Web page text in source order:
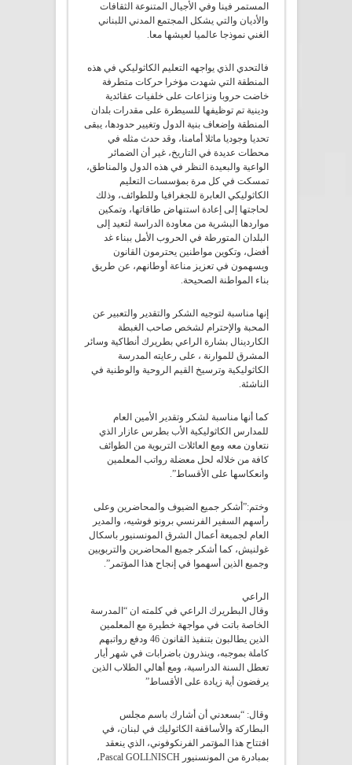
المستمر فينا وفي الأجيال المتنوعة الثقافات
والأديان والتي يشكل المجتمع المدني اللبناني
الغني نموذجا عالميا لعيشها معا.
فالتحدي الذي يواجهه التعليم الكاثوليكي في هذه
المنطقة التي شهدت مؤخرا حركات متطرفة
خاضت حروبا ونزاعات على خلفيات عقائدية
ودينية تم توظيفها للسيطرة على مقدرات بلدان
المنطقة وإضعاف بنية الدول وتغيير حدودها، يبقى
تحديا وجوديا ماثلا أمامنا، وقد حدث مثله في
محطات عديدة في التاريخ، غير أن الضمائر
الواعية والبعيدة النظر في هذه الدول والمناطق،
تمسكت في كل مرة بمؤسسات التعليم
الكاثوليكي العابرة للجغرافيا وللطوائف، وذلك
لحاجتها إلى إعادة استنهاض طاقاتها، وتمكين
مواردها البشرية من معاودة الدراسة لتعيد إلى
البلدان المتورطة في الحروب الأمل ببناء غد
أفضل، وتكوين مواطنين يحترمون القانون
ويسهمون في تعزيز مناعة أوطانهم، عن طريق
بناء المواطنة الصحيحة.
إنها مناسبة لتوجيه الشكر والتقدير والتعبير عن
المحبة والإحترام لشخص صاحب الغبطة
الكاردينال بشارة الراعي بطريرك أنطاكية وسائر
المشرق للموارنة ، على رعايته المدرسة
الكاثوليكية وترسيخ القيم الروحية والوطنية في
الناشئة.
كما أنها مناسبة لشكر وتقدير الأمين العام
للمدارس الكاثوليكية الأب بطرس عازار الذي
نتعاون معه ومع العائلات التربوية من الطوائف
كافة من خلاله لحل معضلة رواتب المعلمين
وانعكاسها على الأقساط”.
وختم:”أشكر جميع الضيوف والمحاضرين وعلى
رأسهم السفير الفرنسي برونو فوشيه، والمدير
العام لجميعة أعمال الشرق المونسنيور باسكال
غولنيش، كما أشكر جميع المحاضرين والتربويين
وجميع الذين أسهموا في إنجاح هذا المؤتمر”.
الراعي
وقال البطريرك الراعي في كلمته ان “المدرسة
الخاصة باتت في مواجهة خطيرة مع المعلمين
الذين يطالبون بتنفيذ القانون 46 ودفع رواتبهم
كاملة بموجبه، وينذرون باضرابات في شهر أيار
تعطل السنة الدراسية، ومع أهالي الطلاب الذين
يرفضون أية زيادة على الأقساط”
وقال: “بسعدني أن أشارك باسم مجلس
البطاركة والأساقفة الكاثوليك في لبنان، في
افتتاح هذا المؤتمر الفرنكوفوني، الذي ينعقد
بمبادرة من المونسنيور Pascal GOLLNISCH،